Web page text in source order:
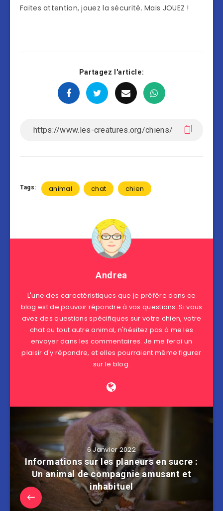
Faites attention, jouez la sécurité. Mais JOUEZ !
Partagez l'article:
Tags: animal chat chien
Andrea
L'une des caractéristiques que je préfère dans ce
blog est de pouvoir répondre à vos questions. Si vous
avez des questions spécifiques sur votre chien, votre
chat ou tout autre animal, n'hésitez pas à me les
envoyer dans les commentaires. Je me ferai un
plaisir d'y répondre, et elles pourraient même figurer
sur le blog.
6 Janvier 2022
Informations sur les planeurs en sucre :
Un animal de compagnie amusant et
inhabituel